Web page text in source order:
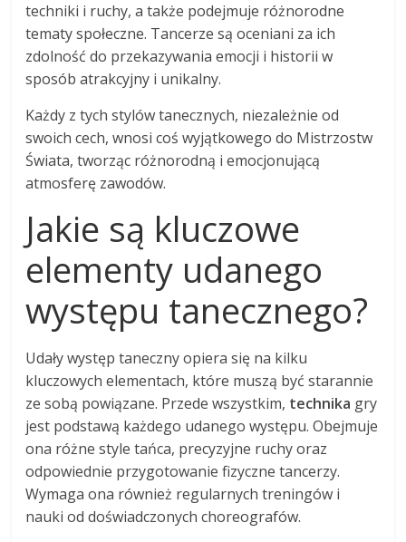
techniki i ruchy, a także podejmuje różnorodne
tematy społeczne. Tancerze są oceniani za ich
zdolność do przekazywania emocji i historii w
sposób atrakcyjny i unikalny.
Każdy z tych stylów tanecznych, niezależnie od
swoich cech, wnosi coś wyjątkowego do Mistrzostw
Świata, tworząc różnorodną i emocjonującą
atmosferę zawodów.
Jakie są kluczowe
elementy udanego
występu tanecznego?
Udały występ taneczny opiera się na kilku
kluczowych elementach, które muszą być starannie
ze sobą powiązane. Przede wszystkim, technika gry
jest podstawą każdego udanego występu. Obejmuje
ona różne style tańca, precyzyjne ruchy oraz
odpowiednie przygotowanie fizyczne tancerzy.
Wymaga ona również regularnych treningów i
nauki od doświadczonych choreografów.